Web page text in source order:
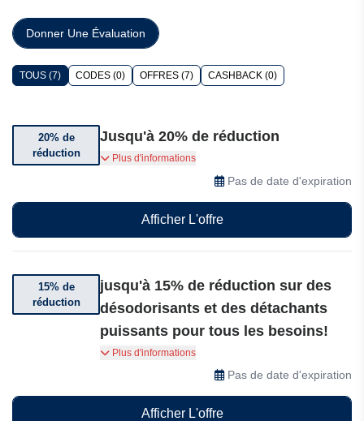
Donner Une Évaluation
TOUS (7) CODES (0) OFFRES (7) CASHBACK (0)
20% de
réduction
Jusqu'à 20% de réduction
Économisez jusqu'à 20% sur une sélection de
désodorisants et de coffrets de nettoyage
Plus d'informations
Pas de date d'expiration
Afficher L'offre
15% de
réduction
jusqu'à 15% de réduction sur des
désodorisants et des détachants
puissants pour tous les besoins!
Découvrez les coffrets exclusifs Bactador à partir
de seulement 21,99€, avec jusqu'à 15% de
réduction sur des désodorisants et des
détachants puissants pour tous les besoins!
Plus d'informations
Pas de date d'expiration
Afficher L'offre